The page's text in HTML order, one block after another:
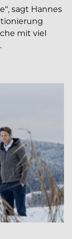
sagt Hannes
mit viel